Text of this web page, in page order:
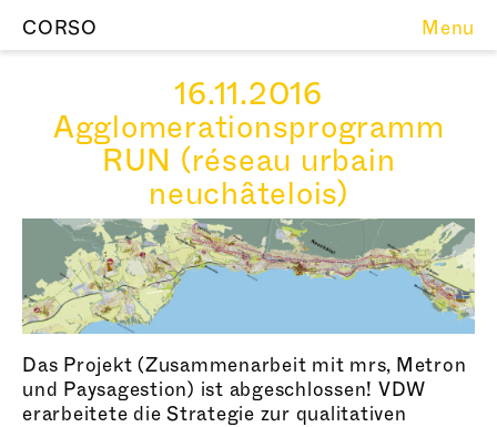
CORSO Menu
16.11.2016
Agglomerationsprogramm
RUN (réseau urbain
neuchâtelois)
Das Projekt (Zusammenarbeit mit mrs, Metron
und Paysagestion) ist abgeschlossen! VDW
erarbeitete die Strategie zur qualitativen